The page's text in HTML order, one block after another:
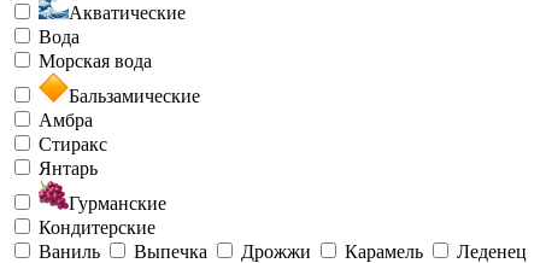
Акватические
Вода
Морская вода
Бальзамические
Амбра
Стиракс
Янтарь
Гурманские
Кондитерские
Ваниль
Выпечка Дрожжи Карамель
Леденец